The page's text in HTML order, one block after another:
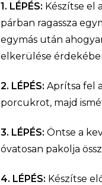
1. LÉPÉS: Készítse el
párban ragassza
egymás után
elkerülése
2. LÉPÉS: Aprítsa fel
porcukrot, majd
3. LÉPÉS: Öntse a
óvatosan pakolja
4. LÉPÉS: Készítse